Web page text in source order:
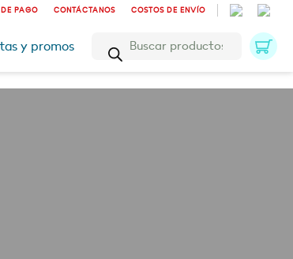
PAGO CONTÁCTANOS COSTOS DE ENVÍO
y promos
Búsqueda
productos